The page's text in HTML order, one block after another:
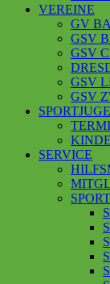
VEREINE
GV
GSV
GSV
GSV
GSV
SERVICE